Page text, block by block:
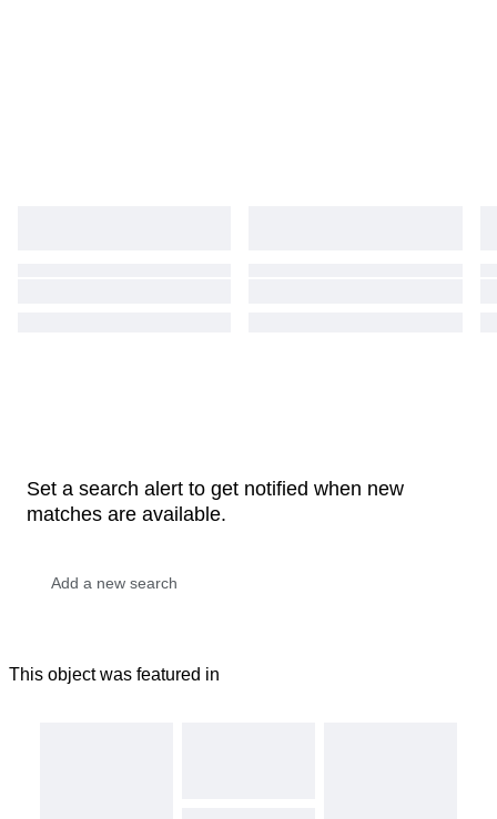
Set a search alert to get notified when new
matches are available.
This object was featured in